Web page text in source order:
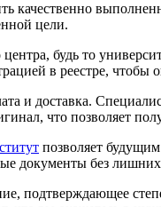
качественно
цели.
будь то
в реестре,
и доставка.
что позволяет
позволяет
документы без
подтверждающее